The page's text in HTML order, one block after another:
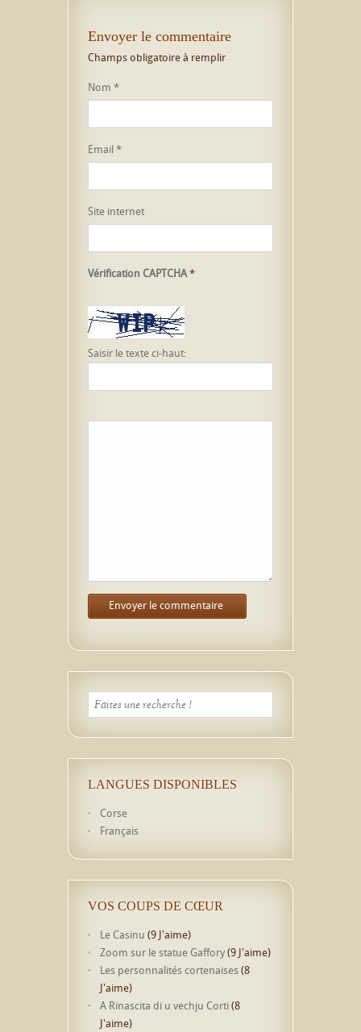
Envoyer le commentaire
Champs obligatoire à remplir
Nom *
Email*
Site internet
Vérification CAPTCHA*
Saisir le texte ci-haut:
LANGUES DISPONIBLES
Corse
Français
VOS COUPS DE CŒUR
Le Casinu (9 J'aime)
Zoom sur le statue Gaffory(9 J'aime)
Les personnalités cortenaises (8
J'aime)
A Rinascita di u vechju Corti(8
J'aime)